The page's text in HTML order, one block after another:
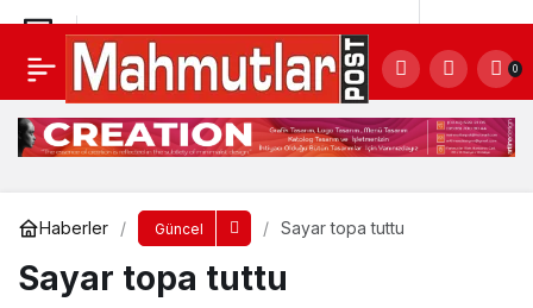
0
Haberler Güncel Sayar topa tuttu
Sayar topa tuttu
Top’tan büyük vefa Yorum Yap